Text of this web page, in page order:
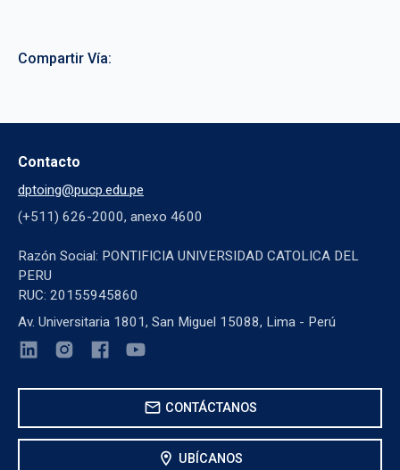
Compartir Vía:
Contacto
dptoing@pucp.edu.pe
(+511) 626-2000, anexo 4600
Razón Social: PONTIFICIA UNIVERSIDAD CATOLICA DEL
PERU
RUC: 20155945860
Av. Universitaria 1801, San Miguel 15088, Lima - Perú
mail CONTÁCTANOS
location_on UBÍCANOS